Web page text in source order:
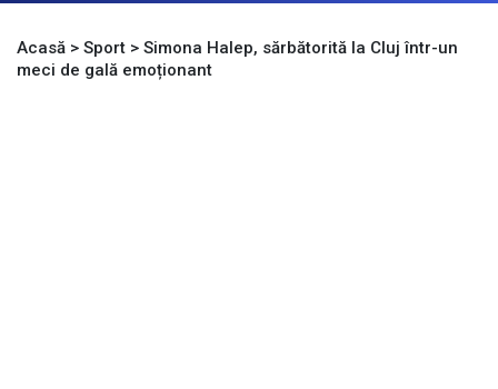
Acasă > Sport > Simona Halep, sărbătorită la Cluj într-un
meci de gală emoționant